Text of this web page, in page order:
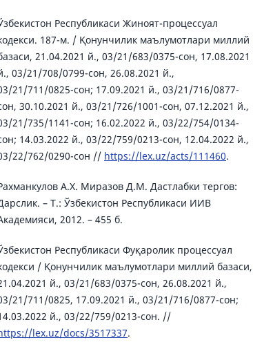
Республикаси Жиноят-процессуал
187-м. / Қонунчилик маълумотлари миллий
21.04.2021 й., 03/21/683/0375-сон, 17.08.2021
03/21/708/0799-сон, 26.08.2021 й.,
21/711/0825-сон; 17.09.2021 й., 03/21/716/0877-
30.10.2021 й., 03/21/726/1001-сон, 07.12.2021 й.,
21/735/1141-сон; 16.02.2022 й., 03/22/754/0134-
14.03.2022 й., 03/22/759/0213-сон, 12.04.2022 й.,
22/762/0290-сон // https://lex.uz/acts/111460.
А.Х. Миразов Д.М. Дастлабки тергов:
– Т.: Ўзбекистон Республикаси ИИВ
2012. – 455 б.
Республикаси Фуқаролик процессуал
/ Қонунчилик маълумотлари миллий базаси,
й., 03/21/683/0375-сон, 26.08.2021 й.,
21/711/0825, 17.09.2021 й., 03/21/716/0877-сон;
й., 03/22/759/0213-сон. //
lex.uz/docs/3517337.